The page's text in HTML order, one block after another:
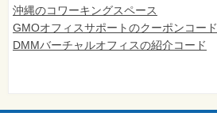
沖縄のコワーキングスペース
GMOオフィスサポートのクーポンコード
DMMバーチャルオフィスの紹介コード